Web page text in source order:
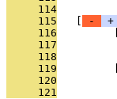
     114
     115
- +
     116
     117
     118
     119
     120
     121